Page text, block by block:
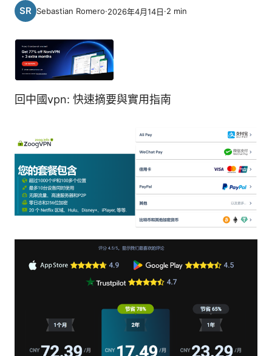
Sebastian Romero·2026年4月14日·2 min
回中國vpn: 快速摘要與實用指南